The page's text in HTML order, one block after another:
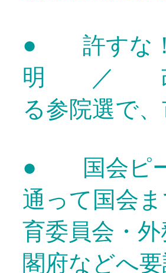
●
許すな
明 ／ 改憲
る参院選で
●
国会ピ
通って国会
育委員会・
閣府などへ